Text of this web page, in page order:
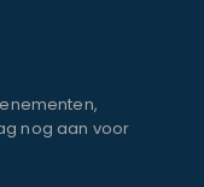
nog aan voor